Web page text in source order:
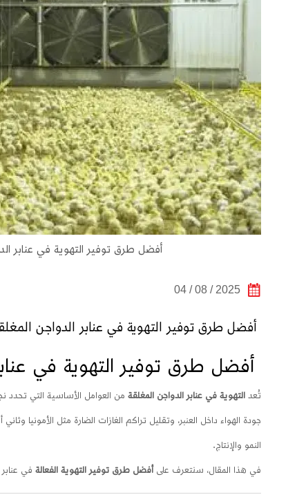
أفضل طرق توفير التهوية في عنابر
2025 / 08 / 04
أفضل طرق توفير التهوية في عنابر الدواجن
أفضل طرق توفير التهوية في
تُعد التهوية في عنابر الدواجن المغلقة من العوامل الأساسية التي تحدد
جودة الهواء داخل العنبر، وتقليل تراكم الغازات الضارة مثل الأمونيا
النمو والإنتاج.
في هذا المقال، سنتعرف علىأفضل طرق توفير التهوية الفعالة في